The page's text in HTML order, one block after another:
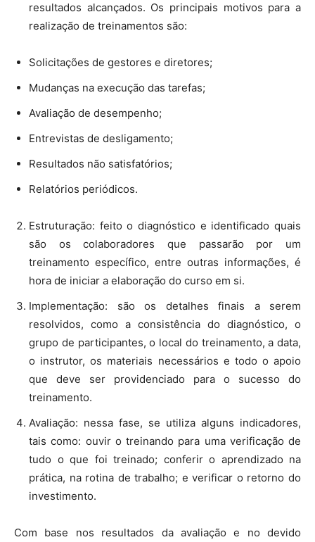
resultados alcançados. Os principais motivos para a
realização de treinamentos são:
Solicitações de gestores e diretores;
Mudanças na execução das tarefas;
Avaliação de desempenho;
Entrevistas de desligamento;
Resultados não satisfatórios;
Relatórios periódicos.
Estruturação: feito o diagnóstico e identificado quais
são os colaboradores que passarão por um
treinamento específico, entre outras informações, é
hora de iniciar a elaboração do curso em si.
Implementação: são os detalhes finais a serem
resolvidos, como a consistência do diagnóstico, o
grupo de participantes, o local do treinamento, a data,
o instrutor, os materiais necessários e todo o apoio
que deve ser providenciado para o sucesso do
treinamento.
Avaliação: nessa fase, se utiliza alguns indicadores,
tais como: ouvir o treinando para uma verificação de
tudo o que foi treinado; conferir o aprendizado na
prática, na rotina de trabalho; e verificar o retorno do
investimento.
Com base nos resultados da avaliação e no devido